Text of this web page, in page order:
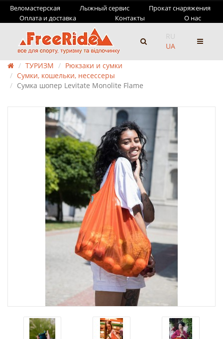
Веломастерская Лыжный сервис
Прокат снаряжения
Оплата и доставка
Контакты О нас
RU
UA
ТУРИЗМ
Рюкзаки и сумки
Сумки, кошельки, несессеры
Сумка шопер Levitate Monolite Flame